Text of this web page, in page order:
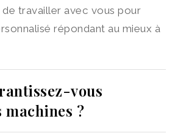
de travailler avec vous pour
répondant au mieux à
vous
?